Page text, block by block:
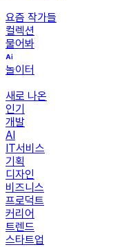
요즘 작가들
컬렉션
물어봐
놀이터
새로 나온
인기
개발
AI
IT서비스
기획
디자인
비즈니스
프로덕트
커리어
트렌드
스타트업